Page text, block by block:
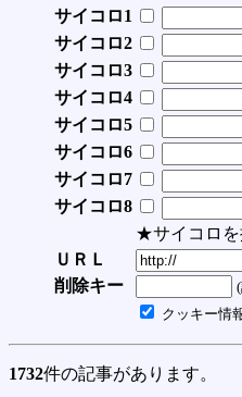
サイコロ1
サイコロ2
サイコロ3
サイコロ4
サイコロ5
サイコロ6
サイコロ7
サイコロ8
★サイコロを
ＵＲＬ
削除キー
クッキー情
1732件の記事があります。